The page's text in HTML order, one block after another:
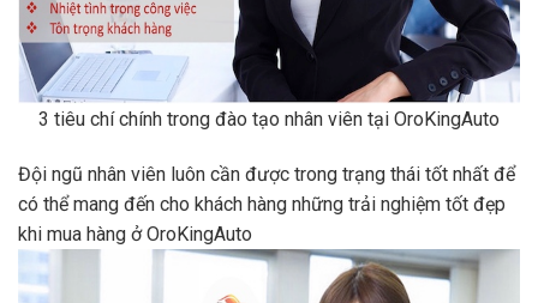
3 tiêu chí chính trong đào tạo nhân viên tại OroKingAuto
Đội ngũ nhân viên luôn cần được trong trạng thái tốt nhất để
có thể mang đến cho khách hàng những trải nghiệm tốt đẹp
khi mua hàng ở OroKingAuto